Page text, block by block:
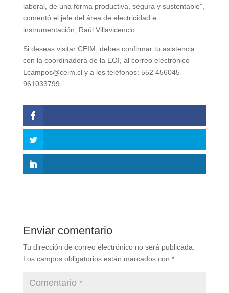
laboral, de una forma productiva, segura y sustentable”,
comentó el jefe del área de electricidad e
instrumentación, Raúl Villavicencio.
Si deseas visitar CEIM, debes confirmar tu asistencia
con la coordinadora de la EOI, al correo electrónico
Lcampos@ceim.cl y a los teléfonos: 552 456045-
961033799.
Enviar comentario
Tu dirección de correo electrónico no será publicada.
Los campos obligatorios están marcados con *